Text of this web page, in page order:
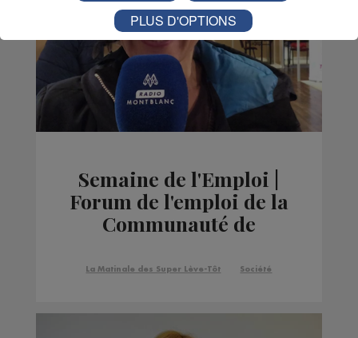
Semaine de l'Emploi |
Forum de l'emploi de la
Communauté de
Mont-Blanc
La Matinale des Super Lève-Tôt Société
PLUS D'OPTIONS